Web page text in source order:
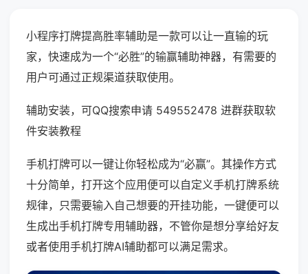
小程序打牌提高胜率辅助是一款可以让一直输的玩
家，快速成为一个“必胜”的输赢辅助神器，有需要的
用户可通过正规渠道获取使用。
辅助安装，可QQ搜索申请 549552478 进群获取软
件安装教程
手机打牌可以一键让你轻松成为“必赢”。其操作方式
十分简单，打开这个应用便可以自定义手机打牌系统
规律，只需要输入自己想要的开挂功能，一键便可以
生成出手机打牌专用辅助器，不管你是想分享给好友
或者使用手机打牌AI辅助都可以满足需求。